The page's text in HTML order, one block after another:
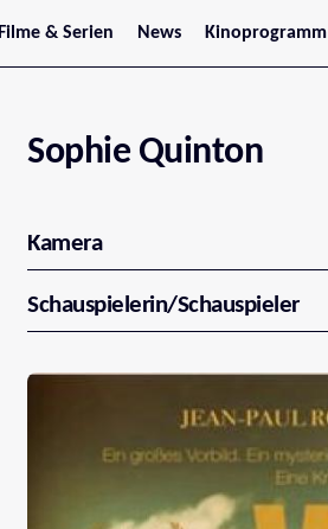
Filme & Serien
Trailer
Serienarchiv
News
Stars
Kinoprogramm
Jetzt im Kino
Niederösterreich
Oberösterreich
Tirol
Vorarlberg
Sophie Quinton
Kamera
Schauspielerin/Schauspieler